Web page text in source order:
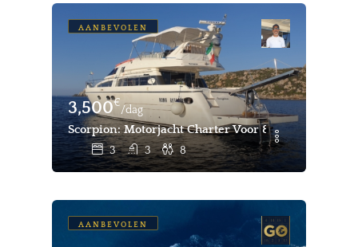
AANBEVOLEN
3,500€
/dag
Scorpion: Motorjacht Charter Voor 8 Gasten In La
3 3 8
AANBEVOLEN